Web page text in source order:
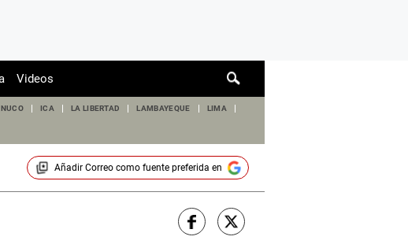
de
Videos
ICA LA LIBERTAD LAMBAYEQUE LIMA
Añadir Correocomo fuente preferida en